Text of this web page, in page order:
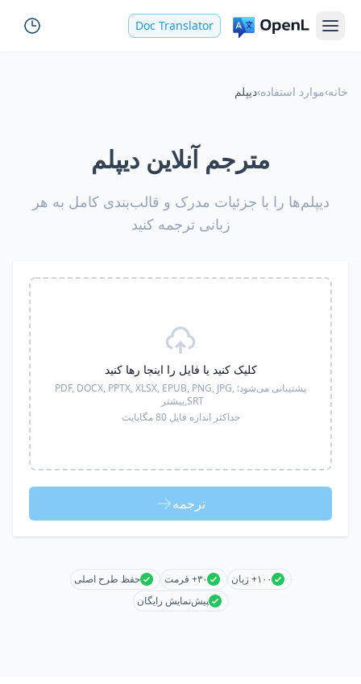
Doc Translator
خانه›موارد استفاده›دیپلم
مترجم آنلاین دیپلم
دیپلم‌ها را با جزئیات مدرک و قالب‌بندی کامل به هر
زبانی ترجمه کنید
کلیک کنید یا فایل را اینجا رها کنید
پشتیبانی می‌شود: PDF, DOCX, PPTX, XLSX, EPUB, PNG, JPG,
SRT, بیشتر
حداکثر اندازه فایل 80 مگابایت
ترجمه
۱۰۰+ زبان ۳۰+ فرمت
حفظ طرح اصلی
پیش‌نمایش رایگان